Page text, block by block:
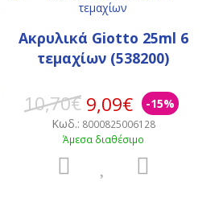
Ακρυλικά Giotto 25ml 6
τεμαχίων (538200)
10,70€ 9,09€
-15%
Κωδ.: 8000825006128
Άμεσα διαθέσιμο